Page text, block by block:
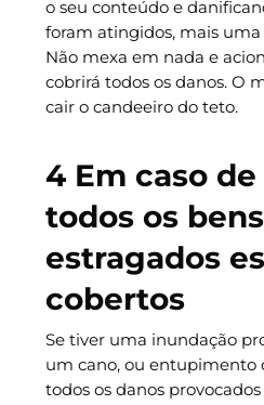
o seu conteúdo e
foram atingidos, mais uma
Não mexa em nada e
cobrirá todos os danos. O
cair o candeeiro do teto.
4 Em caso
todos os bens
estragados
cobertos
Se tiver uma inundação
um cano, ou entupimento
todos os danos